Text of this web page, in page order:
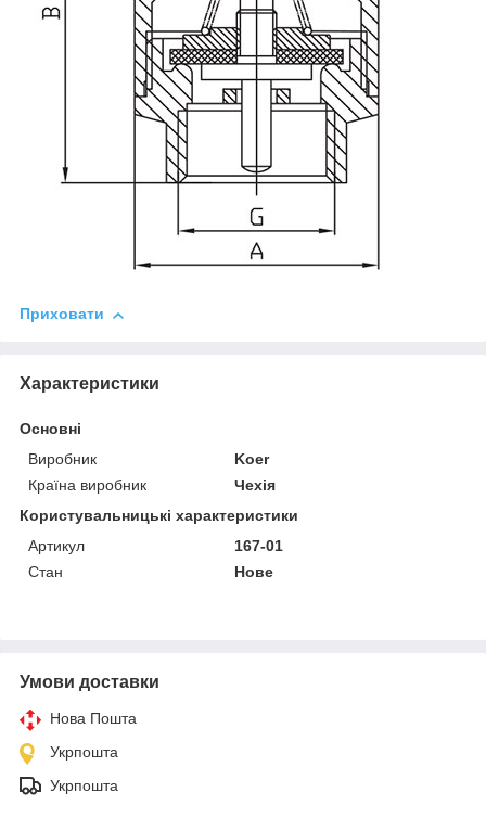
Приховати
Характеристики
Основні
Виробник
Koer
Країна виробник
Чехія
Користувальницькі характеристики
Артикул
167-01
Стан
Нове
Умови доставки
Нова Пошта
Укрпошта
Укрпошта